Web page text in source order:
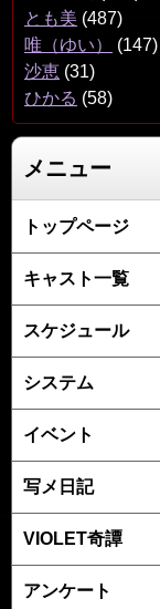
とも美 (487)
唯（ゆい）
(147)
沙恵 (31)
ひかる (58)
メニュー
トップページ
キャスト一覧
スケジュール
システム
イベント
写メ日記
VIOLET奇譚
アンケート